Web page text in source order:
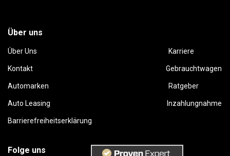
Über uns
Über Uns Karriere
Kontakt Gebrauchtwagen
Automarken Ratgeber
Auto Leasing Inzahlungnahme
Barrierefreiheitserklärung
Folge uns